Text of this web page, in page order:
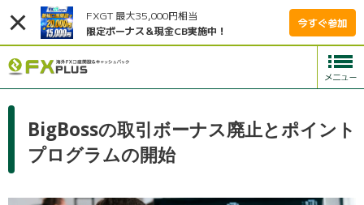
FXGT 最大35,000円相当
限定ボーナス＆現金CB実施中！
今すぐ参加
BigBossの取引ボーナス廃止とポイント
プログラムの開始